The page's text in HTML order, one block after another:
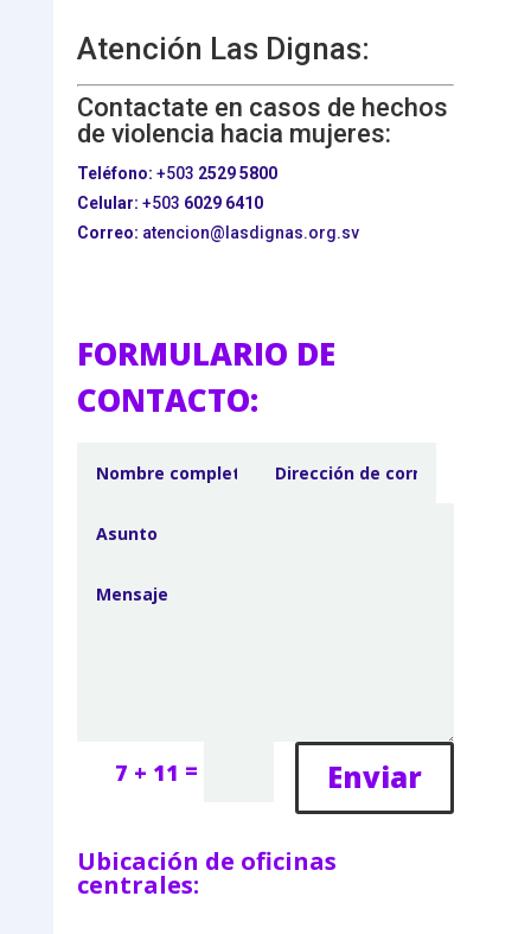
Atención Las Dignas:
Contactate en casos de hechos
de violencia hacia mujeres:
Teléfono: +503 2529 5800
Celular: +503 6029 6410
Correo: atencion@lasdignas.org.sv
FORMULARIO DE
CONTACTO:
7 + 11 = Enviar
Ubicación de oficinas
centrales: